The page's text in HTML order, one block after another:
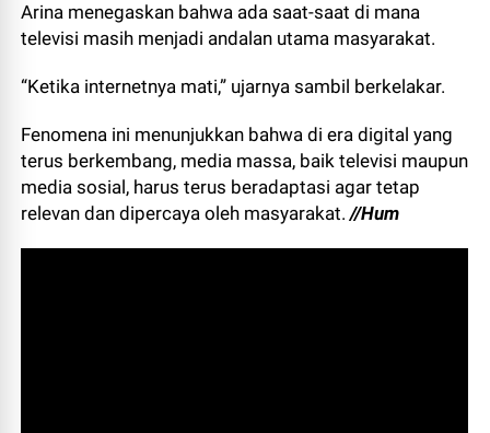
Arina menegaskan bahwa ada saat-saat di mana
televisi masih menjadi andalan utama masyarakat.
“Ketika internetnya mati,” ujarnya sambil berkelakar.
Fenomena ini menunjukkan bahwa di era digital yang
terus berkembang, media massa, baik televisi maupun
media sosial, harus terus beradaptasi agar tetap
relevan dan dipercaya oleh masyarakat. //Hum